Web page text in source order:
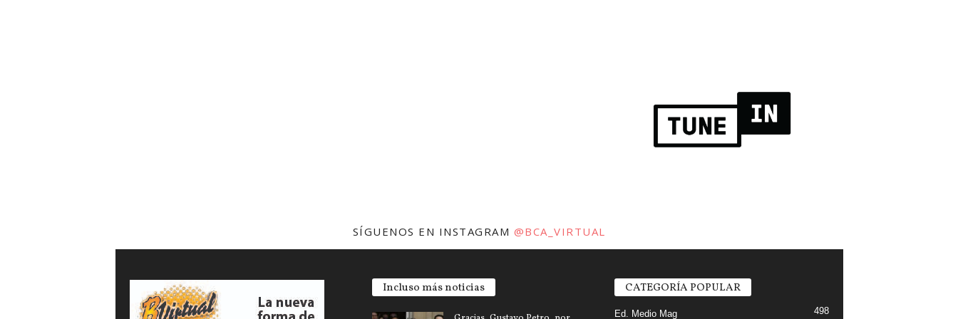
SÍGUENOS EN INSTAGRAM @BCA_VIRTUAL
Incluso más noticias CATEGORÍA POPULAR
Ed. Medio Mag 498